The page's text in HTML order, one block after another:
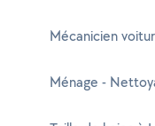
Mécanicien
Ménage -